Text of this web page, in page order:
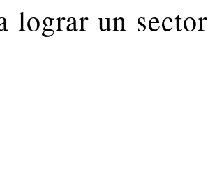
lograr un sector